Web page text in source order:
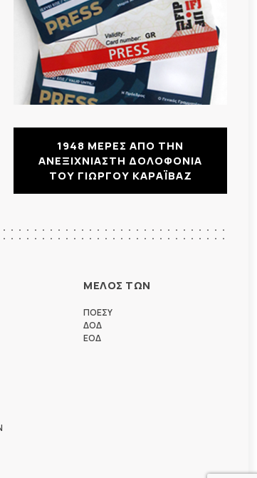
1948 ΜΕΡΕΣ ΑΠΟ ΤΗΝ
ΑΝΕΞΙΧΝΙΑΣΤΗ ΔΟΛΟΦΟΝΙΑ
ΤΟΥ ΓΙΩΡΓΟΥ ΚΑΡΑΪΒΑΖ
ΜΕΛΟΣ ΤΩΝ
ΠΟΕΣΥ
ΔΟΔ
ΕΟΔ